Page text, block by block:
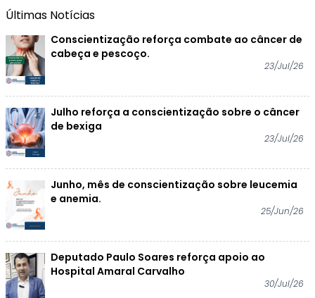
Últimas Notícias
Conscientização reforça combate ao câncer de
cabeça e pescoço.
23/Jul/26
Julho reforça a conscientização sobre o câncer
de bexiga
23/Jul/26
Junho, mês de conscientização sobre leucemia
e anemia.
25/Jun/26
Deputado Paulo Soares reforça apoio ao
Hospital Amaral Carvalho
30/Jul/26